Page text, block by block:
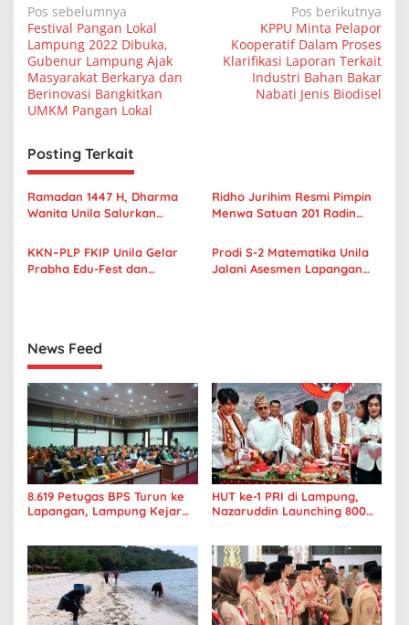
N
a
v
i
g
a
s
i
p
o
s
Pos sebelumnya
Festival Pangan Lokal
Lampung 2022 Dibuka,
Gubenur Lampung Ajak
Masyarakat Berkarya dan
Berinovasi Bangkitkan
UMKM Pangan Lokal
Pos berikutnya
KPPU Minta Pelapor
Kooperatif Dalam Proses
Klarifikasi Laporan Terkait
Industri Bahan Bakar
Nabati Jenis Biodisel
Posting Terkait
Ramadan 1447 H, Dharma
Wanita Unila Salurkan
untuk Warga Sekitar Kampus
Ridho Jurihim Resmi Pimpin
Menwa Satuan 201 Radin
KKN–PLP FKIP Unila Gelar
Prabha Edu-Fest dan
Prodi S-2 Matematika Unila
Jalani Asesmen Lapangan
News Feed
8.619 Petugas BPS Turun ke
Lapangan, Lampung Kejar
HUT ke-1 PRI di Lampung,
Nazaruddin Launching 800